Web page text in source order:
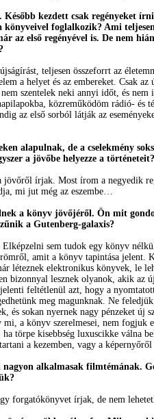
Később kezdett csak regényeket
könyveivel foglalkozik? Ami
az első regényével is. De nem
teljesen összeforrt az
a helyet és az embereket. Csak az
szentelek neki annyi időt, és nem
közreműködöm rádió- és
az első sorból látják az
alapulnak, de a cselekmény
a jövőbe helyezze a történeteit?
jövőről írjak. Most írom a negyedik
mi jut még az eszembe…
a könyv jövőjéről. Ön mit
a Gutenberg-galaxis?
sem tudok egy könyv
amit a könyv tapintása jelent.
léteznek elektronikus könyvek, le
bizonnyal lesznek olyanok, akik az
feltétlenül azt, hogy a
meg magunknak. Ne
és sokan nyernek nagy pénzeket új
mi, a könyv szerelmesei, nem fogjuk
törpe kisebbség luxuscikke válna
a kezemben, vagy a
nagyon alkalmasak filmtémának.
forgatókönyvet írjak, de nem